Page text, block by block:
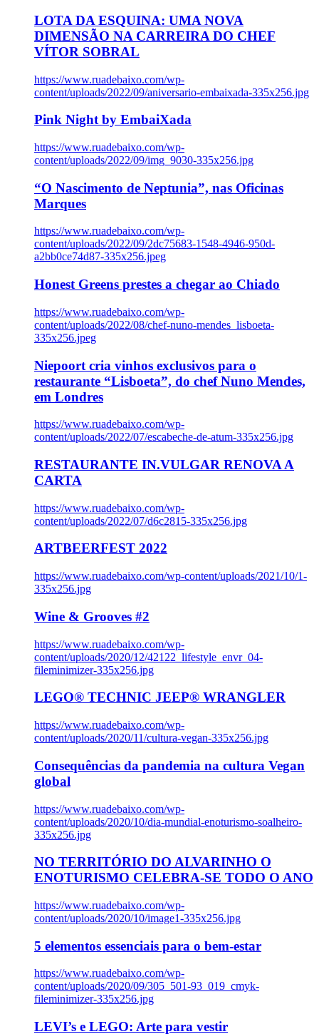
LOTA DA ESQUINA: UMA NOVA
DIMENSÃO NA CARREIRA DO CHEF
VÍTOR SOBRAL
https://www.ruadebaixo.com/wp-
content/uploads/2022/09/aniversario-embaixada-335x256.jpg
Pink Night by EmbaiXada
https://www.ruadebaixo.com/wp-
content/uploads/2022/09/img_9030-335x256.jpg
“O Nascimento de Neptunia”, nas Oficinas
Marques
https://www.ruadebaixo.com/wp-
content/uploads/2022/09/2dc75683-1548-4946-950d-
a2bb0ce74d87-335x256.jpeg
Honest Greens prestes a chegar ao Chiado
https://www.ruadebaixo.com/wp-
content/uploads/2022/08/chef-nuno-mendes_lisboeta-
335x256.jpeg
Niepoort cria vinhos exclusivos para o
restaurante “Lisboeta”, do chef Nuno Mendes,
em Londres
https://www.ruadebaixo.com/wp-
content/uploads/2022/07/escabeche-de-atum-335x256.jpg
RESTAURANTE IN.VULGAR RENOVA A
CARTA
https://www.ruadebaixo.com/wp-
content/uploads/2022/07/d6c2815-335x256.jpg
ARTBEERFEST 2022
https://www.ruadebaixo.com/wp-content/uploads/2021/10/1-
335x256.jpg
Wine & Grooves #2
https://www.ruadebaixo.com/wp-
content/uploads/2020/12/42122_lifestyle_envr_04-
fileminimizer-335x256.jpg
LEGO® TECHNIC JEEP® WRANGLER
https://www.ruadebaixo.com/wp-
content/uploads/2020/11/cultura-vegan-335x256.jpg
Consequências da pandemia na cultura Vegan
global
https://www.ruadebaixo.com/wp-
content/uploads/2020/10/dia-mundial-enoturismo-soalheiro-
335x256.jpg
NO TERRITÓRIO DO ALVARINHO O
ENOTURISMO CELEBRA-SE TODO O ANO
https://www.ruadebaixo.com/wp-
content/uploads/2020/10/image1-335x256.jpg
5 elementos essenciais para o bem-estar
https://www.ruadebaixo.com/wp-
content/uploads/2020/09/305_501-93_019_cmyk-
fileminimizer-335x256.jpg
LEVI’s e LEGO: Arte para vestir